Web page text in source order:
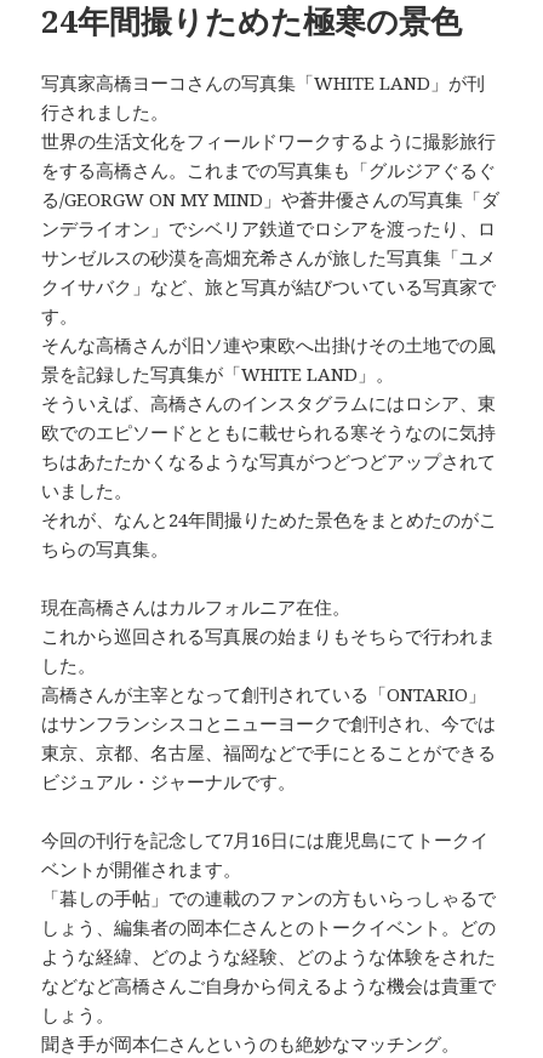
24年間撮りためた極寒の景色
写真家高橋ヨーコさんの写真集「WHITE LAND」が刊
行されました。
世界の生活文化をフィールドワークするように撮影旅行
をする高橋さん。これまでの写真集も「グルジアぐるぐ
る/GEORGW ON MY MIND」や蒼井優さんの写真集「ダ
ンデライオン」でシベリア鉄道でロシアを渡ったり、ロ
サンゼルスの砂漠を高畑充希さんが旅した写真集「ユメ
クイサバク」など、旅と写真が結びついている写真家で
す。
そんな高橋さんが旧ソ連や東欧へ出掛けその土地での風
景を記録した写真集が「WHITE LAND」。
そういえば、高橋さんのインスタグラムにはロシア、東
欧でのエピソードとともに載せられる寒そうなのに気持
ちはあたたかくなるような写真がつどつどアップされて
いました。
それが、なんと24年間撮りためた景色をまとめたのがこ
ちらの写真集。
現在高橋さんはカルフォルニア在住。
これから巡回される写真展の始まりもそちらで行われま
した。
高橋さんが主宰となって創刊されている「ONTARIO」
はサンフランシスコとニューヨークで創刊され、今では
東京、京都、名古屋、福岡などで手にとることができる
ビジュアル・ジャーナルです。
今回の刊行を記念して7月16日には鹿児島にてトークイ
ベントが開催されます。
「暮しの手帖」での連載のファンの方もいらっしゃるで
しょう、編集者の岡本仁さんとのトークイベント。どの
ような経緯、どのような経験、どのような体験をされた
などなど高橋さんご自身から伺えるような機会は貴重で
しょう。
聞き手が岡本仁さんというのも絶妙なマッチング。